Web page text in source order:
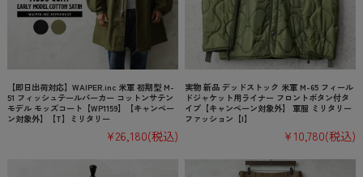
【即日出荷対応】WAIPER.inc 米軍 初期型 M-
51 フィッシュテールパーカー コットンサテン
モデル モッズコート【WP1159】【キャンペー
ン対象外】【T】ミリタリー
¥26,180(税込)
実物 新品 デッドストック 米軍 M-65 フィール
ドジャケット用ライナー フロントボタン付タ
イプ【キャンペーン対象外】 軍服 ミリタリー
ファッション【I】
¥10,780(税込)